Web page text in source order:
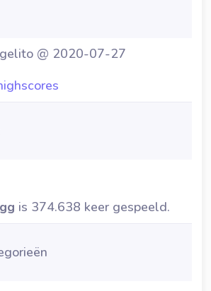
@ 2020-07-27
is 374.638 keer gespeeld.